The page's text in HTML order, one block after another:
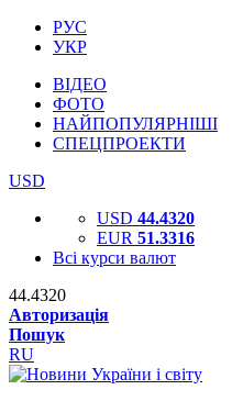
РУС
УКР
ВІДЕО
ФОТО
НАЙПОПУЛЯРНІШІ
СПЕЦПРОЕКТИ
USD
USD 44.4320
EUR 51.3316
Всі курси валют
44.4320
Авторизація
Пошук
RU